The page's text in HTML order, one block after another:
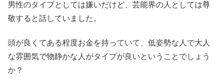
男性のタイプとしては嫌いだけど、芸能界の人としては尊
敬すると話していました。
頭が良くてある程度お金を持っていて、低姿勢な人で大人
な雰囲気で物静かな人がタイプが良いということでしょう
か？